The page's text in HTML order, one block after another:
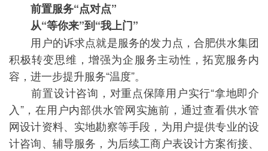
前置服务“点对点”
从“等你来”到“我上门”
用户的诉求点就是服务的发力点，合肥供水集团
积极转变思维，增强为企服务主动性，拓宽服务内
容，进一步提升服务“温度”。
前置设计咨询，对重点保障用户实行“拿地即介
入”，在用户内部供水管网实施前，通过查看供水管
网设计资料、实地勘察等手段，为用户提供专业的设
计咨询、辅导服务，为后续工商户表设计方案衔接、